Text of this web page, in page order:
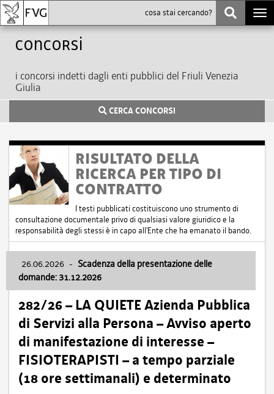
Concorsi
i concorsi indetti dagli enti pubblici del Friuli Venezia
Giulia
CERCA CONCORSI
RISULTATO DELLA
RICERCA PER TIPO DI
CONTRATTO
I testi pubblicati costituiscono uno strumento di
consultazione documentale privo di qualsiasi valore giuridico e la
responsabilità degli stessi è in capo all'Ente che ha emanato il bando.
26.06.2026 - Scadenza della presentazione delle
domande: 31.12.2026
282/26 – LA QUIETE Azienda Pubblica
di Servizi alla Persona – Avviso aperto
di manifestazione di interesse –
FISIOTERAPISTI – a tempo parziale
(18 ore settimanali) e determinato